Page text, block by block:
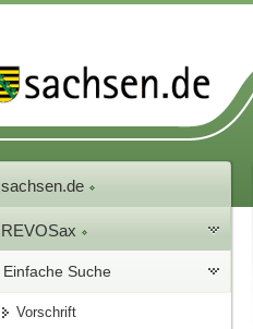
sachsen.de
REVOSax
Einfache Suche
Vorschrift